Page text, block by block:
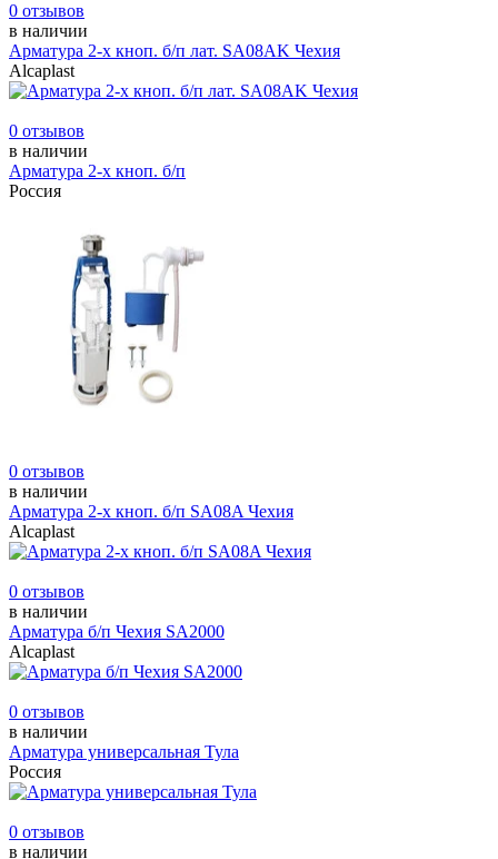
0 отзывов
в наличии
Арматура 2-х кноп. б/п лат. SA08AK Чехия
Alcaplast
0 отзывов
в наличии
Арматура 2-х кноп. б/п
Россия
0 отзывов
в наличии
Арматура 2-х кноп. б/п SA08A Чехия
Alcaplast
0 отзывов
в наличии
Арматура б/п Чехия SA2000
Alcaplast
0 отзывов
в наличии
Арматура универсальная Тула
Россия
0 отзывов
в наличии